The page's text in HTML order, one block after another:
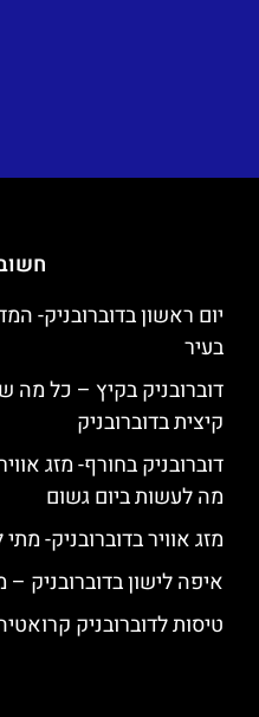
יום ראשון בדוברובניק-
בעיר
דוברובניק בקיץ – כל
קיצית בדוברובניק
דוברובניק בחורף- מזג
מה לעשות ביום גשום
מזג אוויר בדוברובניק-
איפה לישון בדוברובניק
טיסות לדוברובניק